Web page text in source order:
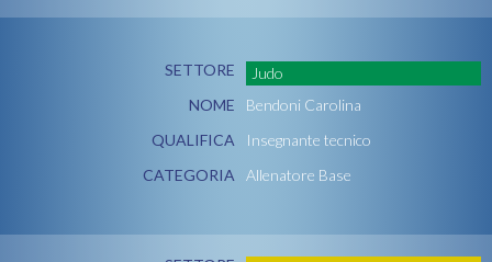
SETTORE
Judo
NOME
Bendoni Carolina
QUALIFICA
Insegnante tecnico
CATEGORIA
Allenatore Base